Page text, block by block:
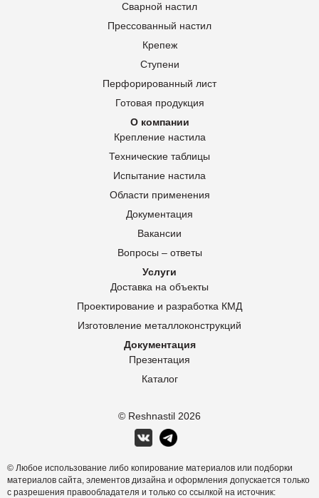
© Reshnastil 2026
Сварной настил
Прессованный настил
Крепеж
Ступени
Перфорированный лист
Готовая продукция
О компании
Крепление настила
Технические таблицы
Испытание настила
Области применения
Документация
Вакансии
Вопросы – ответы
Услуги
Доставка на объекты
Проектирование и разработка КМД
Изготовление металлоконструкций
Документация
Презентация
Каталог
© Любое использование либо копирование материалов или подборки
материалов сайта, элементов дизайна и оформления допускается только
с разрешения правообладателя и только со ссылкой на источник: